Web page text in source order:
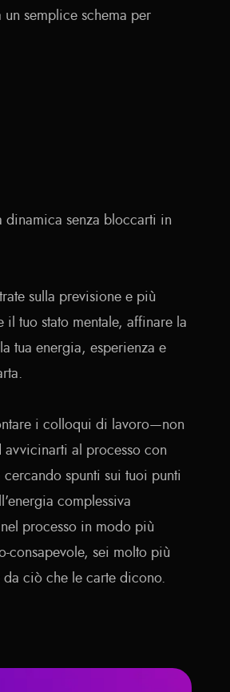
semplice schema per
dinamica senza bloccarti in
sulla previsione e più
il tuo stato mentale, affinare la
tua energia, esperienza e
i colloqui di lavoro—non
al processo con
spunti sui tuoi punti
complessiva
processo in modo più
consapevole, sei molto più
ciò che le carte dicono.